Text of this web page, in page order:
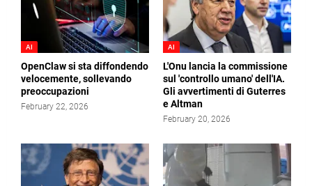
AI
OpenClaw si sta diffondendo
velocemente, sollevando
preoccupazioni
February 22, 2026
AI
L'Onu lancia la commissione
sul 'controllo umano' dell'IA.
Gli avvertimenti di Guterres
e Altman
February 20, 2026